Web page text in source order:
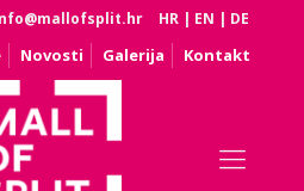
HR | EN | DE
Novosti Galerija Kontakt